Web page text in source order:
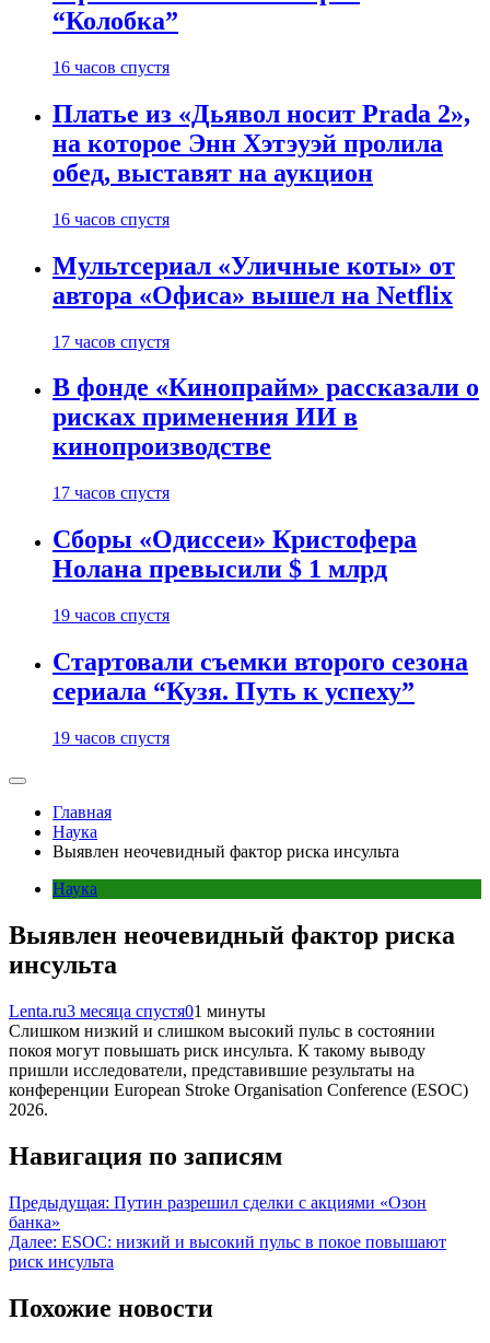
“Колобка”
16 часов спустя
Платье из «Дьявол носит Prada 2»,
на которое Энн Хэтэуэй пролила
обед, выставят на аукцион
16 часов спустя
Мультсериал «Уличные коты» от
автора «Офиса» вышел на Netflix
17 часов спустя
В фонде «Кинопрайм» рассказали о
рисках применения ИИ в
кинопроизводстве
17 часов спустя
Сборы «Одиссеи» Кристофера
Нолана превысили $ 1 млрд
19 часов спустя
Стартовали съемки второго сезона
сериала “Кузя. Путь к успеху”
19 часов спустя
Главная
Наука
Выявлен неочевидный фактор риска инсульта
Наука
Выявлен неочевидный фактор риска
инсульта
Lenta.ru3 месяца спустя01 минуты
Слишком низкий и слишком высокий пульс в состоянии
покоя могут повышать риск инсульта. К такому выводу
пришли исследователи, представившие результаты на
конференции European Stroke Organisation Conference (ESOC)
2026.
Навигация по записям
Предыдущая: Путин разрешил сделки с акциями «Озон
банка»
Далее: ESOC: низкий и высокий пульс в покое повышают
риск инсульта
Похожие новости